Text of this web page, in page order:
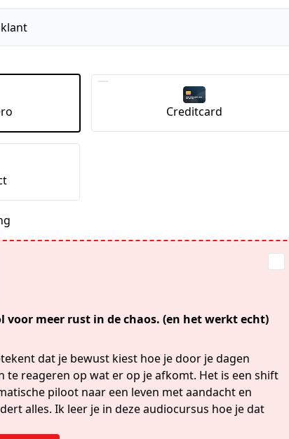
Creditcard
voor meer rust in de chaos. (en het werkt echt)
dat je bewust kiest hoe je door je dagen
te reageren op wat er op je afkomt. Het is een shift
piloot naar een leven met aandacht en
alles. Ik leer je in deze audiocursus hoe je dat